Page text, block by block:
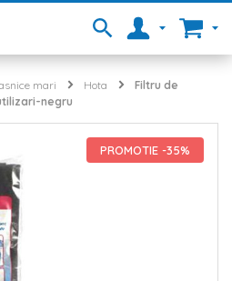
mari Hota
Filtru de
negru
PROMOTIE -35%